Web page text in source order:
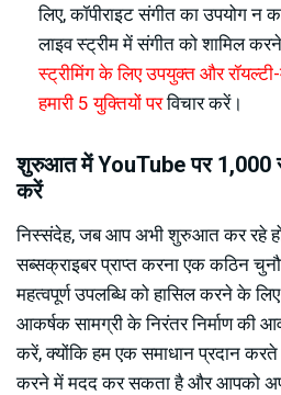
लिए, कॉपीराइट संगीत का उपयोग न
लाइव स्ट्रीम में संगीत को शामिल
स्ट्रीमिंग के लिए उपयुक्त और
हमारी 5 युक्तियों परविचार करें।
शुरुआत में YouTube पर 1,000
करें
निस्संदेह, जब आप अभी शुरुआत कर रहे
सब्सक्राइबर प्राप्त करना एक कठिन
महत्वपूर्ण उपलब्धि को हासिल करने के
आकर्षक सामग्री के निरंतर निर्माण की
करें, क्योंकि हम एक समाधान प्रदान
करने में मदद कर सकता है और आपको